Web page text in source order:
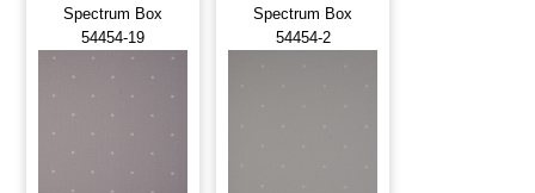
Spectrum Box
54454-19
Spectrum Box
54454-2